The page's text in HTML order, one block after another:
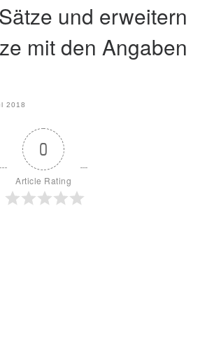
und erweitern
mit den Angaben
2018
0
Article Rating